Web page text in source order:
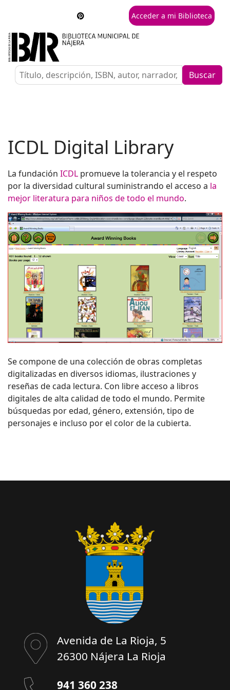
Acceder a mi Biblioteca
Buscar
ICDL Digital Library
La fundación ICDL promueve la tolerancia y el respeto
por la diversidad cultural suministrando el acceso a la
mejor literatura para niños de todo el mundo.
Se compone de una colección de obras completas
digitalizadas en diversos idiomas, ilustraciones y
reseñas de cada lectura. Con libre acceso a libros
digitales de alta calidad de todo el mundo. Permite
búsquedas por edad, género, extensión, tipo de
personajes e incluso por el color de la cubierta.
Avenida de La Rioja, 5
26300 Nájera La Rioja
941 360 238